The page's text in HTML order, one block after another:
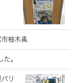
市柚木颪
。
リ